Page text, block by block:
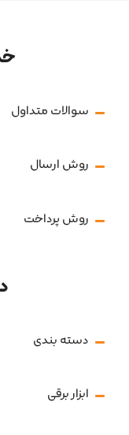
سوالات متداول
روش ارسال
روش پرداخت
دسته بندی
ابزار برقی